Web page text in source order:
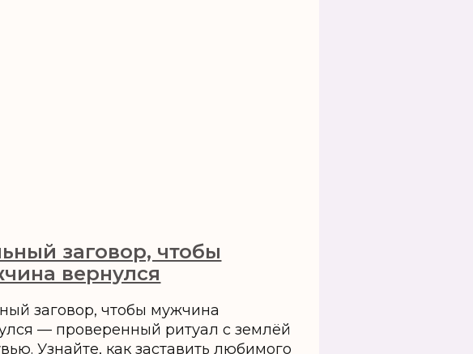
заговор, чтобы
вернулся
заговор, чтобы мужчина
— проверенный ритуал с землёй
Узнайте, как заставить любимого